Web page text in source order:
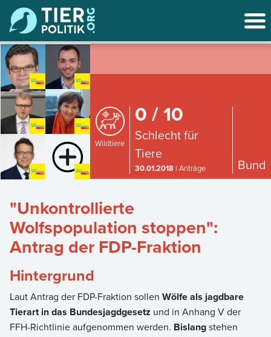
Wildtiere
0 / 10
Schlecht für
Tiere
30.01.2018 | Anträge Bund
"Unkontrollierte
Wolfspopulation stoppen":
Antrag der FDP-Fraktion
Hintergrund
Laut Antrag der FDP-Fraktion sollen Wölfe als jagdbare
Tierart in das Bundesjagdgesetz und in Anhang V der
FFH-Richtlinie aufgenommen werden. Bislangstehen